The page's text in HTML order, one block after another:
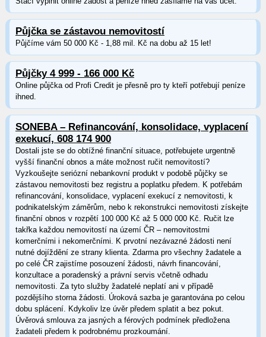
Půjčka se zástavou nemovitostí
Půjčíme vám 50 000 Kč - 1,88 mil. Kč na dobu až 15 let!
Půjčky 4 999 - 166 000 Kč
Online půjčka od Profi Credit je přesně pro ty kteří potřebují peníze
ihned.
SONEBA – Refinancování, konsolidace, vyplacení
exekucí, 608 174 900
Dostali jste se do obtížné finanční situace, potřebujete urgentně
vyšší finanční obnos a máte možnost ručit nemovitostí?
Vyzkoušejte seriózní nebankovní produkt v podobě půjčky se
zástavou nemovitosti bez registru a poplatku předem. K potřebám
refinancování, konsolidace, vyplacení exekucí z nemovitosti, k
podnikatelským záměrům, nebo k rekonstrukci nemovitosti získejte
finanční obnos v rozpětí 100 000 Kč až 5 000 000 Kč. Ručit lze
takřka každou nemovitostí na území ČR – nemovitostmi
komerčními i nekomerčními. K prvotní nezávazné žádosti není
nutné dojíždění ze strany klienta. Zdarma pro všechny žadatele a
po celé ČR zajistíme posouzení žádosti, návrh financování,
konzultace a poradenský a právní servis včetně odhadu
nemovitosti. Za tyto služby žadatelé neplatí ani v případě
pozdějšího storna žádosti. Úroková sazba je garantována po celou
dobu splácení. Kdykoliv lze úvěr předem splatit a bez pokut.
Úvěrová smlouva za jasných a férových podmínek předložena
žadateli předem k podrobnému prozkoumání.